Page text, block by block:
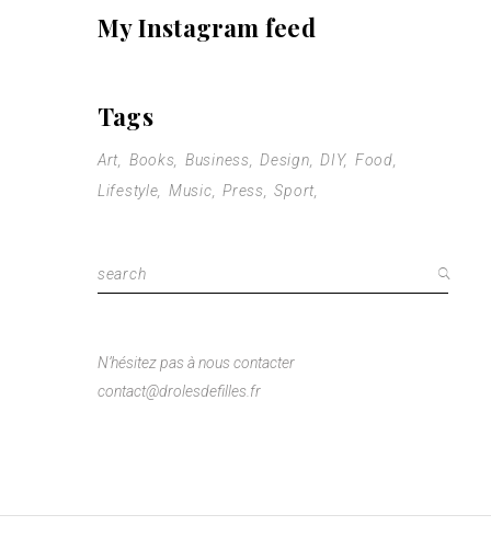
My Instagram feed
Tags
Art Books Business Design DIY
Food
Lifestyle
Music Press Sport
Search
for:
N’hésitez pas à nous contacter
contact@drolesdefilles.fr